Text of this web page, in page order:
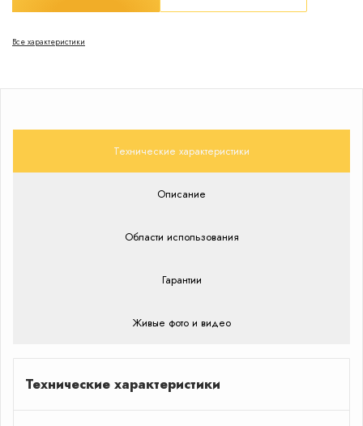
Все характеристики
Технические характеристики
Описание
Области использования
Гарантии
Живые фото и видео
Технические характеристики